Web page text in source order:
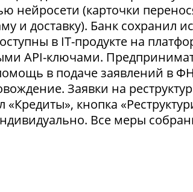
нейросети (карточки
и доставку). Банк сохранил
в IT-продукте на
API-ключами.
в подаче заявлений в
Заявки на
«Кредиты», кнопка
Все меры